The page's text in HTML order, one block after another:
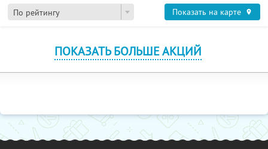
По рейтингу Показать на карте
ПОКАЗАТЬ БОЛЬШЕ АКЦИЙ